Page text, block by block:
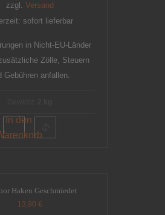
zzgl. Versand
sofort lieferbar
in Nicht-EU-Länder
Zölle, Steuern
Gebühren anfallen.
In den
Haken Geschmiedet
13,90 €